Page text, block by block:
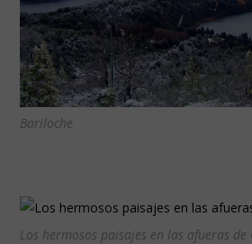
Bariloche
Los hermosos paisajes en las afueras de